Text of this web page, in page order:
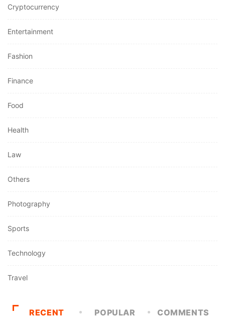
Cryptocurrency
Entertainment
Fashion
Finance
Food
Health
Law
Others
Photography
Sports
Technology
Travel
RECENT POPULAR COMMENTS